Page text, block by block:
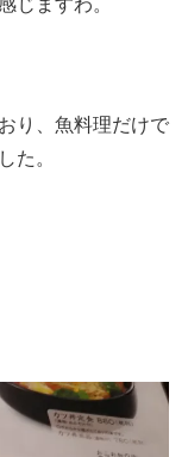
じますわ。
り、魚料理だけで
た。